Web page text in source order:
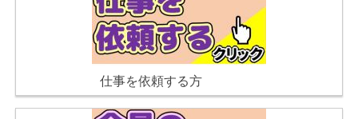
仕事を依頼する方